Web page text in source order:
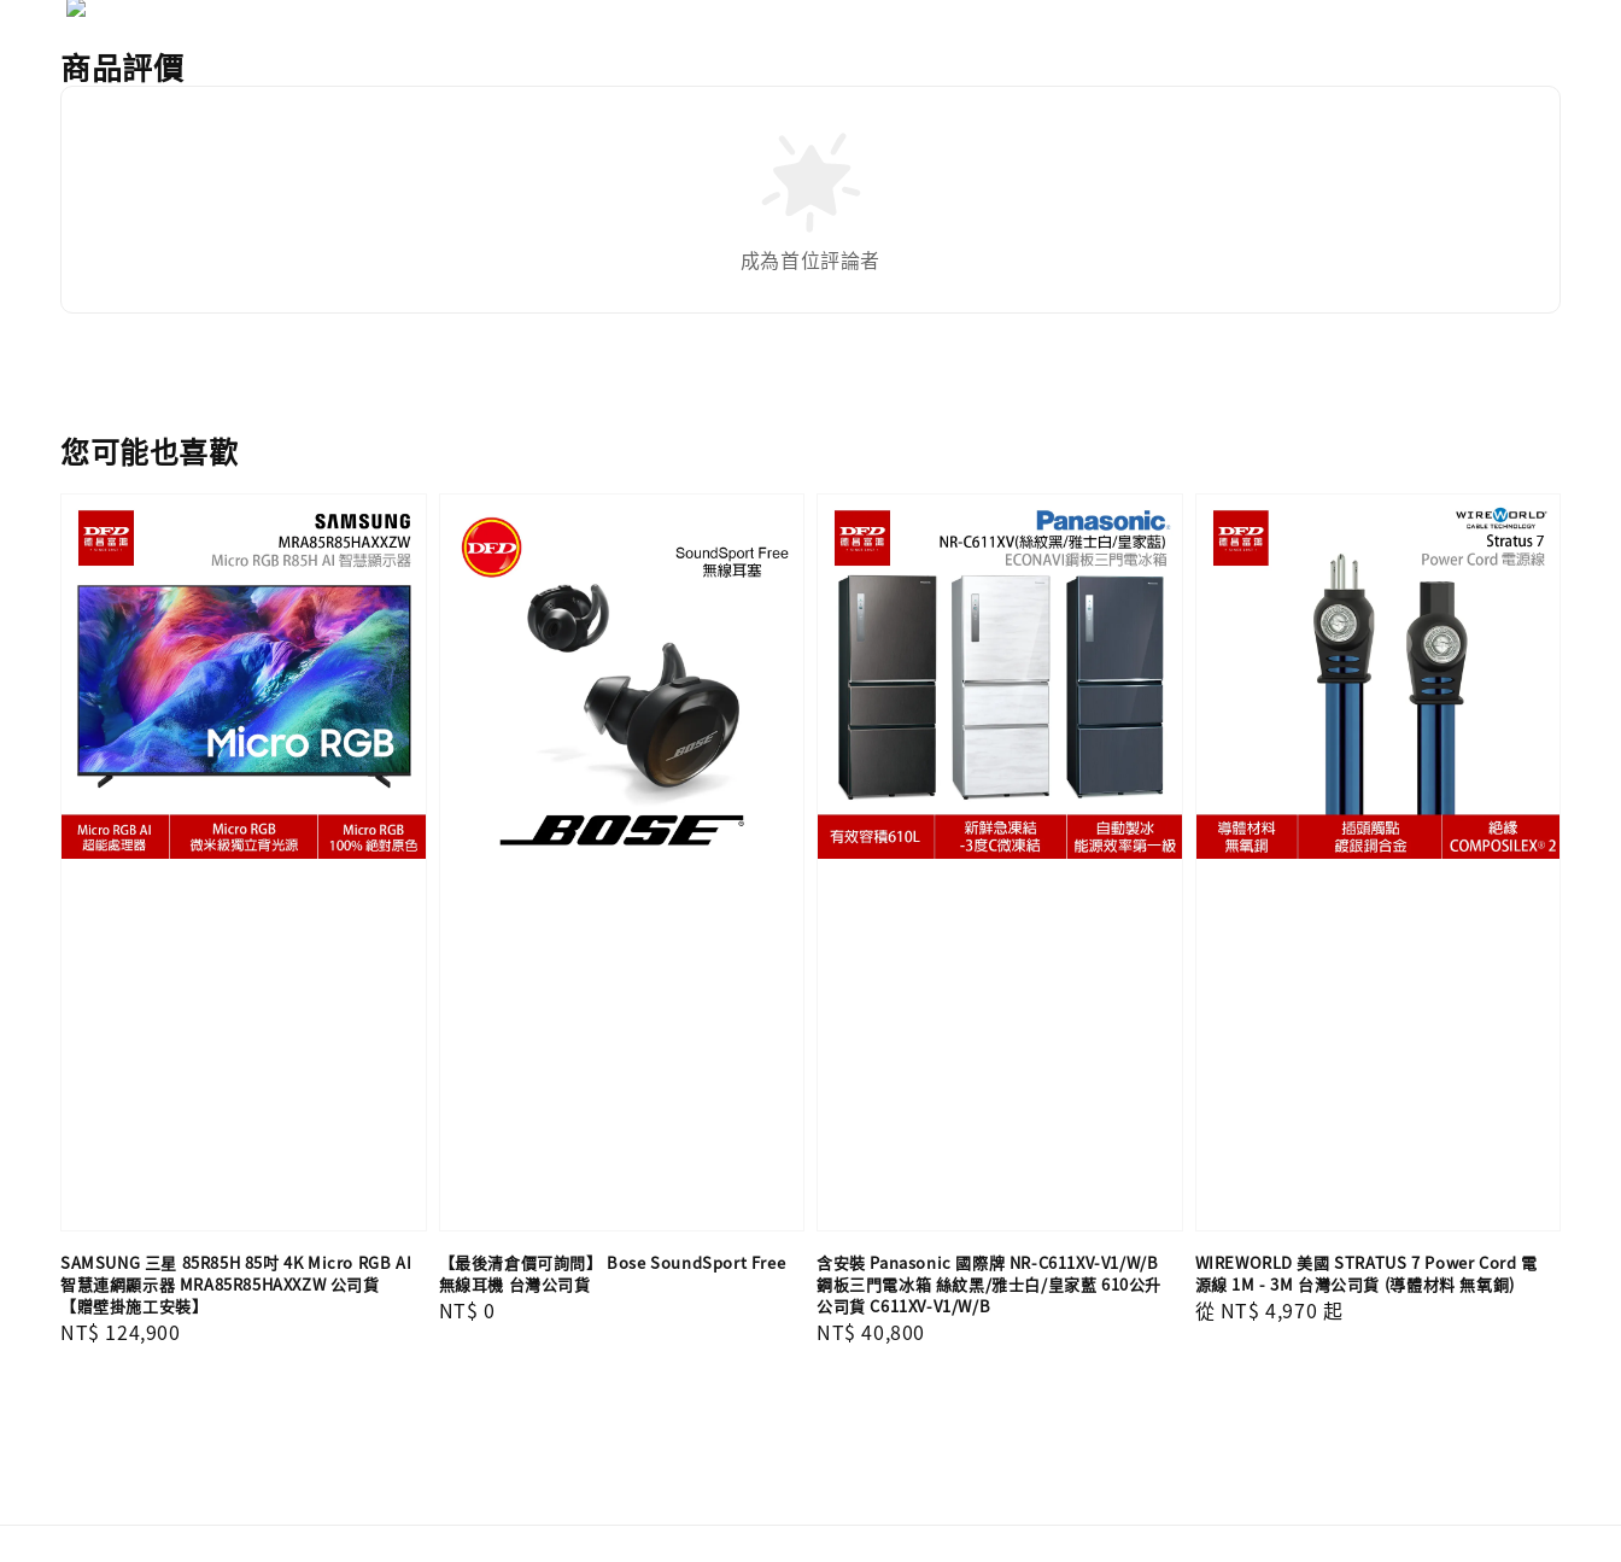
商品評價
成為首位評論者
您可能也喜歡
SAMSUNG 三星 85R85H 85吋 4K Micro RGB AI
智慧連網顯示器 MRA85R85HAXXZW 公司貨
【贈壁掛施工安裝】
Regular
NT$ 124,900
【最後清倉價可詢問】 Bose SoundSport Free
無線耳機 台灣公司貨
Regular
NT$ 0
含安裝 Panasonic 國際牌 NR-C611XV-V1/W/B
鋼板三門電冰箱 絲紋黑/雅士白/皇家藍 610公升
公司貨 C611XV-V1/W/B
Regular
NT$ 40,800
WIREWORLD 美國 STRATUS 7 Power Cord 電
源線 1M - 3M 台灣公司貨 (導體材料 無氧銅)
Regular
從 NT$ 4,970 起